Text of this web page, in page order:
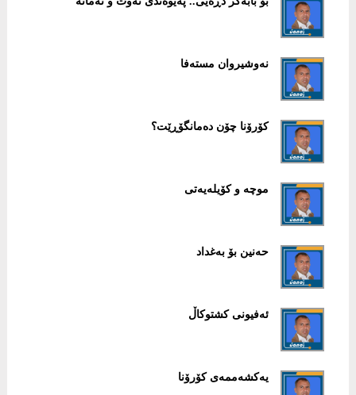
نەوشیروان مستەفا
کۆرۆنا چۆن دەمانگۆڕێت؟
موچە و کۆیلەیەتی
حەنین بۆ بەغداد
ئەفیونی کشتوکاڵ
یەکشەممەی کۆرۆنا